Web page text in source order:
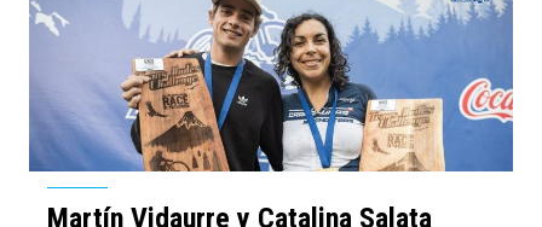
Martín Vidaurre y Catalina Salata